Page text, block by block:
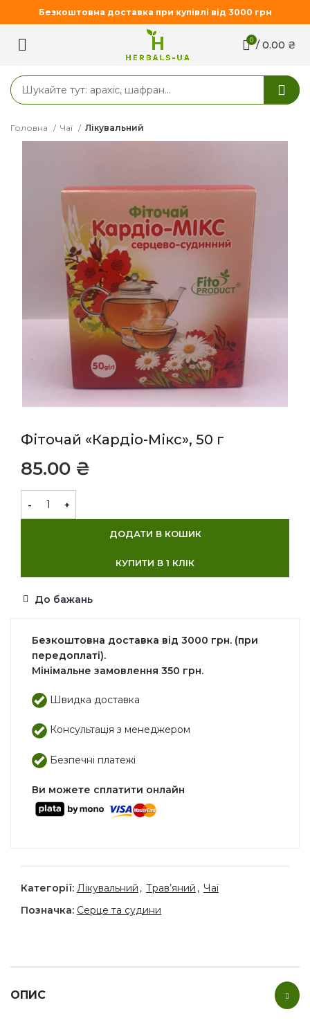
0 / 0.00 ₴
Головна Чаї Лікувальний
Фіточай «Кардіо-Мікс», 50 г
₴
ДОДАТИ В КОШИК
КУПИТИ В 1 КЛІК
Безкоштовна доставка від 3000 грн. (при
передоплаті).
Мінімальне замовлення 350 грн.
Швидка доставка
Консультація з менеджером
Безпечні платежі
Ви можете сплатити онлайн
До бажань
Категорії: Лікувальний , Трав’яний , Чаї
Позначка: Серце та судини
ОПИС
Безкоштовна доставка при купівлі від 3000 грн